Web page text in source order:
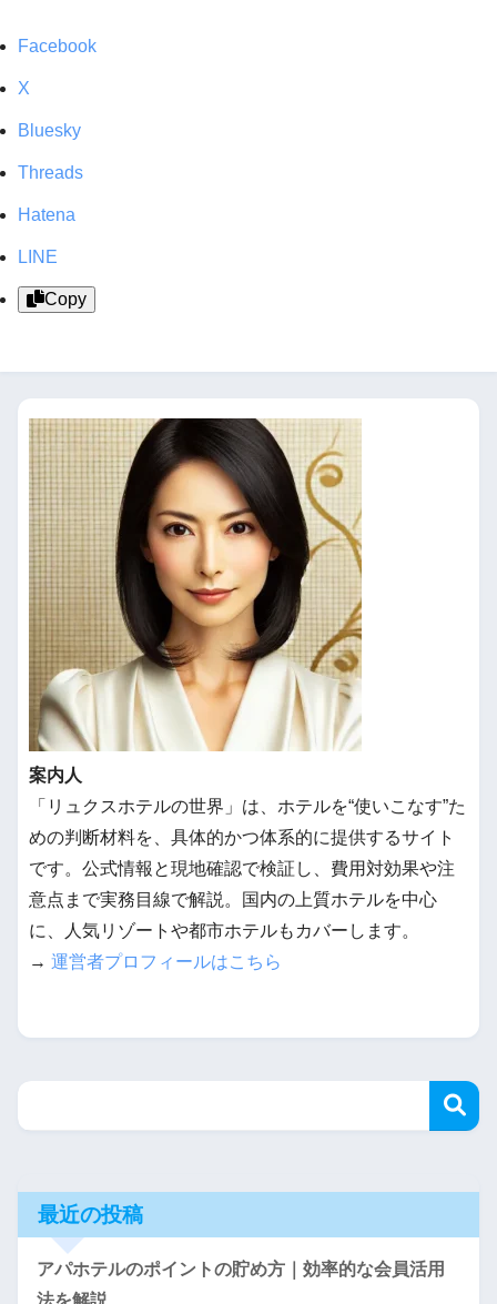
Facebook
X
Bluesky
Threads
Hatena
LINE
Copy
案内人
「リュクスホテルの世界」は、ホテルを“使いこなす”た
めの判断材料を、具体的かつ体系的に提供するサイト
です。公式情報と現地確認で検証し、費用対効果や注
意点まで実務目線で解説。国内の上質ホテルを中心
に、人気リゾートや都市ホテルもカバーします。
→ 運営者プロフィールはこちら
最近の投稿
アパホテルのポイントの貯め方｜効率的な会員活用
法を解説